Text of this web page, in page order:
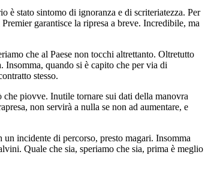
è stato sintomo di ignoranza e di scriteriatezza. Per
garantisce la ripresa a breve. Incredibile, ma
che al Paese non tocchi altrettanto. Oltretutto
Insomma, quando si è capito che per via di
stesso.
piovve. Inutile tornare sui dati della manovra
non servirà a nulla se non ad aumentare, e
incidente di percorso, presto magari. Insomma
Quale che sia, speriamo che sia, prima è meglio